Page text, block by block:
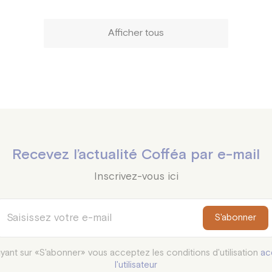
Afficher tous
Recevez l’actualité Cofféa par e-mail
Inscrivez-vous ici
S'abonner
sur «S'abonner» vous acceptez les conditions d'utilisation
l'utilisateur